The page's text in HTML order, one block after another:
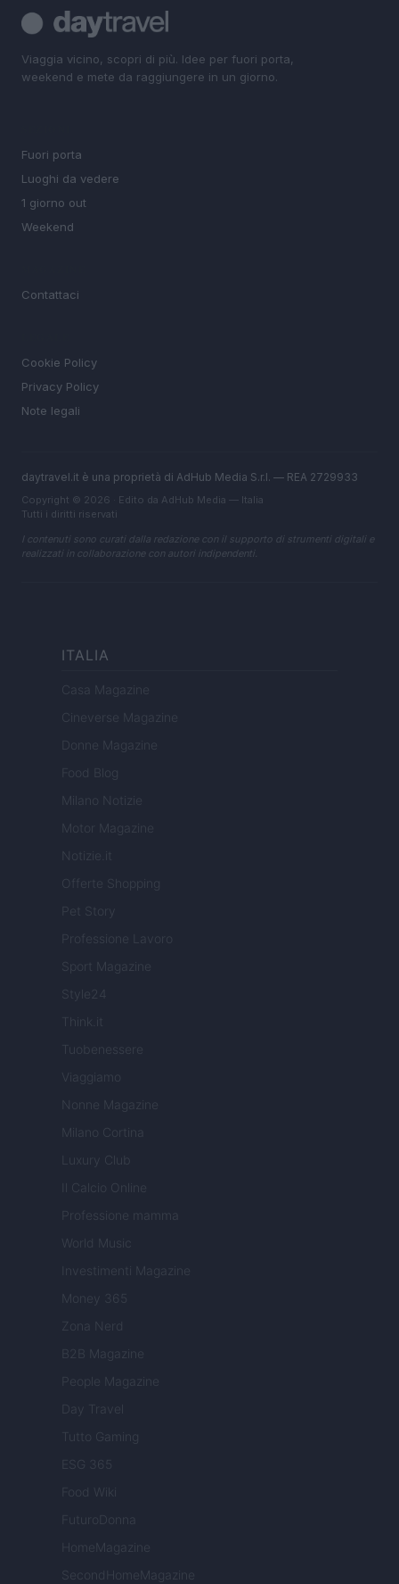
Viaggia vicino, scopri di più. Idee per fuori porta,
weekend e mete da raggiungere in un giorno.
Fuori porta
Luoghi da vedere
1 giorno out
Weekend
Contattaci
Cookie Policy
Privacy Policy
Note legali
daytravel.it è una proprietà di AdHub Media S.r.l. — REA 2729933
Copyright © 2026 · Edito da AdHub Media — Italia
Tutti i diritti riservati
I contenuti sono curati dalla redazione con il supporto di strumenti digitali e
realizzati in collaborazione con autori indipendenti.
ITALIA
Casa Magazine
Cineverse Magazine
Donne Magazine
Food Blog
Milano Notizie
Motor Magazine
Notizie.it
Offerte Shopping
Pet Story
Professione Lavoro
Sport Magazine
Style24
Think.it
Tuobenessere
Viaggiamo
Nonne Magazine
Milano Cortina
Luxury Club
Il Calcio Online
Professione mamma
World Music
Investimenti Magazine
Money 365
Zona Nerd
B2B Magazine
People Magazine
Day Travel
Tutto Gaming
ESG 365
Food Wiki
FuturoDonna
HomeMagazine
SecondHomeMagazine